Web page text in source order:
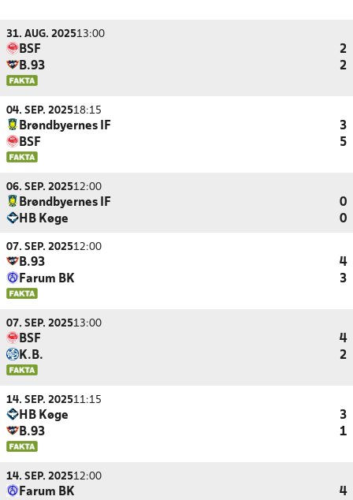
31. AUG. 202513:00
BSF
2
B.93
2
04. SEP. 202518:15
Brøndbyernes IF
3
BSF
5
06. SEP. 202512:00
Brøndbyernes IF
0
HB Køge
0
07. SEP. 202512:00
B.93
4
Farum BK
3
07. SEP. 202513:00
BSF
4
K.B.
2
14. SEP. 202511:15
HB Køge
3
B.93
1
14. SEP. 202512:00
Farum BK 4